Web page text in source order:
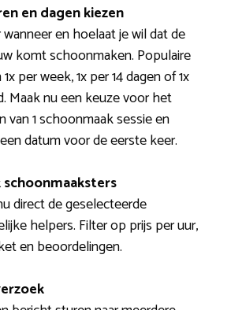
en dagen kiezen
en hoelaat je wil dat de
komt schoonmaken. Populaire
per week, 1x per 14 dagen of 1x
Maak nu een keuze voor het
van 1 schoonmaak sessie en
datum voor de eerste keer.
direct de geselecteerde
helpers. Filter op prijs per uur,
en beoordelingen.